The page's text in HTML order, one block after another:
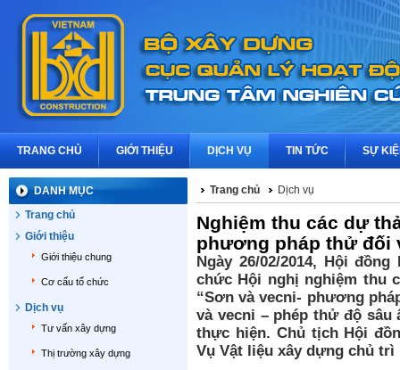
TRANG CHỦ GIỚI THIỆU DỊCH VỤ TIN TỨC SỰ
DANH MỤC
Trang chủ
Giới thiệu
Giới thiệu chung
Cơ cấu tổ chức
Dịch vụ
Tư vấn xây dựng
Thị trường xây dựng
Trang chủ Dịch vụ
Nghiệm thu các dự
phương pháp thử đối
Ngày 26/02/2014, Hội
chức Hội nghị nghiệm thu
“Sơn và vecni- phương
và vecni – phép thử độ
thực hiện. Chủ tịch Hội
Vụ Vật liệu xây dựng chủ trì